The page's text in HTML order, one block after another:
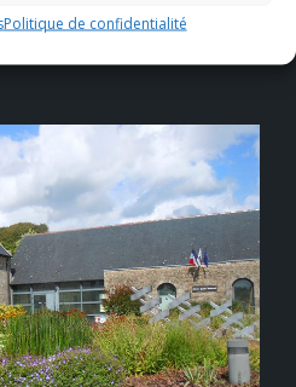
Politique de confidentialité